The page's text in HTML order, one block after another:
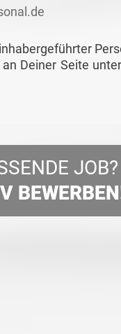
Deiner Seite
JOB?